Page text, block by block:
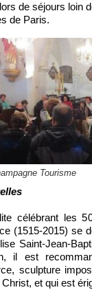
de séjours loin
de Paris.
Tourisme
célébrant les
(1515-2015) se
Saint-Jean-
il est
sculpture
et qui est